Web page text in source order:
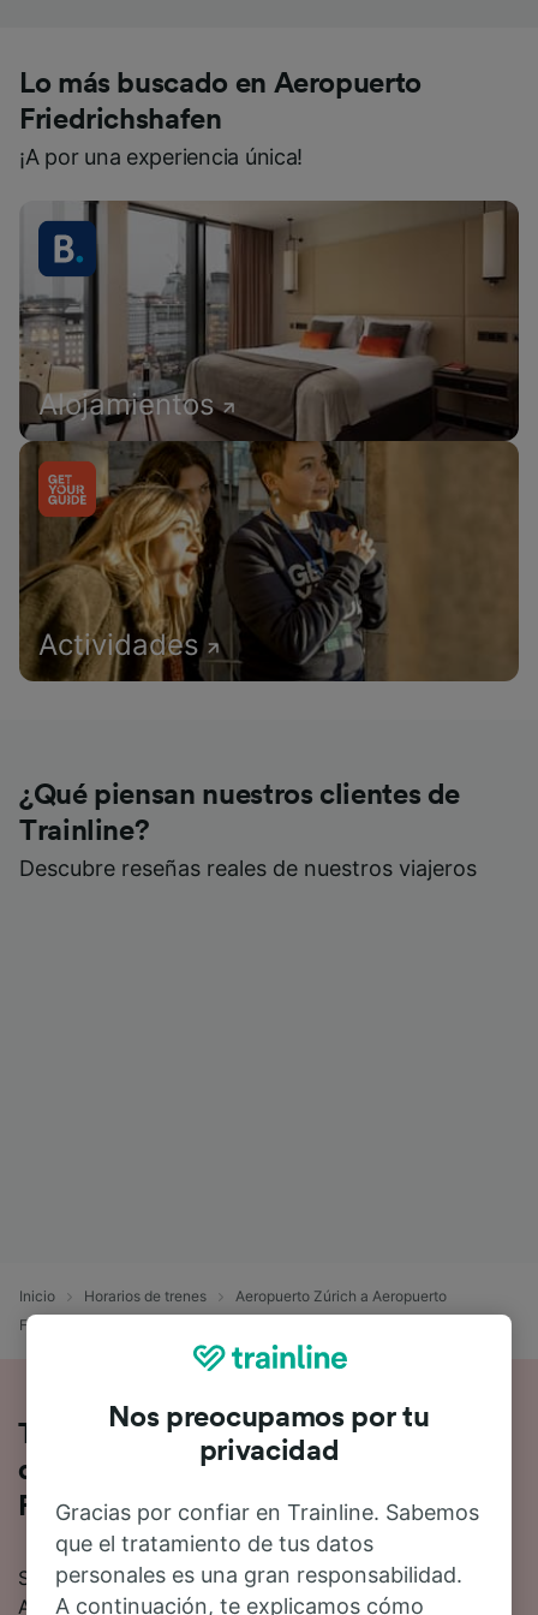
Lo más buscado en Aeropuerto
Friedrichshafen
¡A por una experiencia única!
Alojamientos
Actividades
¿Qué piensan nuestros clientes de
Trainline?
Descubre reseñas reales de nuestros viajeros
Inicio Horarios de trenes
Aeropuerto Zúrich a Aeropuerto
Friedrichshafen
Toda la información sobre los trenes
de Aeropuerto Zúrich a Aeropuerto
Friedrichshafen
Si quieres saber más sobre el viaje en tren de
Aeropuerto Zúrich a Aeropuerto Friedrichshafen, no
Nos preocupamos por tu
privacidad
Gracias por confiar en Trainline. Sabemos
que el tratamiento de tus datos
personales es una gran responsabilidad.
A continuación, te explicamos cómo